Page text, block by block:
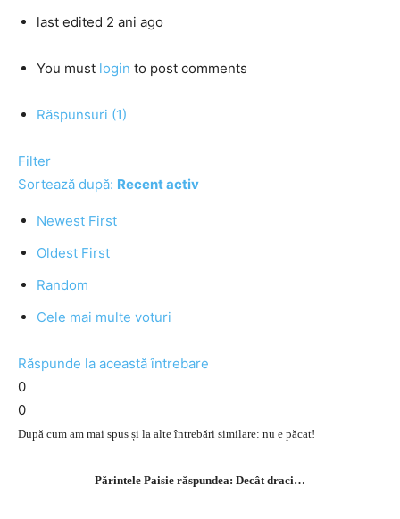
last edited 2 ani ago
You must login to post comments
Răspunsuri (1)
Filter
Sortează după: Recent activ
Newest First
Oldest First
Random
Cele mai multe voturi
Răspunde la această întrebare
0
0
După cum am mai spus și la alte întrebări similare: nu e păcat!
Părintele Paisie răspundea: Decât draci…